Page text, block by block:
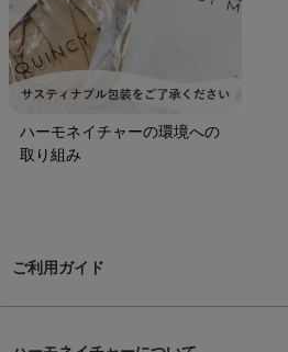
ハーモネイチャーの環境への
取り組み
ご利用ガイド